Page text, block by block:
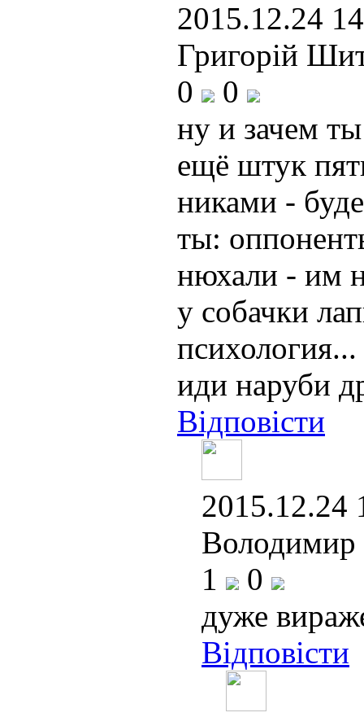
2015.12.24
Григорій
0
0
ну и зачем
ещё штук
никами -
ты:
нюхали - им
у собачки
психология...
иди наруби
Відповісти
2015.12.24
Володимир
1
0
дуже
Відповісти